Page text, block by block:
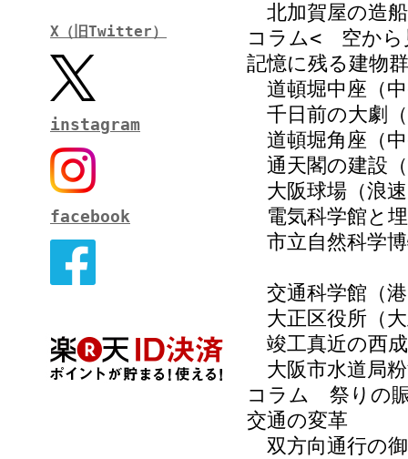
X（旧Twitter）
instagram
facebook
北加賀屋の造
コラム< 空から
記憶に残る建物群
道頓堀中座（
千日前の大劇
道頓堀角座（
通天閣の建設
大阪球場（浪
電気科学館と
市立自然科学
交通科学館（
大正区役所（
竣工真近の西
大阪市水道局
コラム 祭りの
交通の変革
双方向通行の